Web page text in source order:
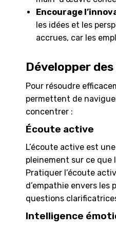
Encourage
les idées et les
accrues, car les
Développer
Pour résoudre
permettent de
concentrer :
Écoute active
L’écoute active est
pleinement sur ce que
Pratiquer l’écoute
d’empathie envers
questions
Intelligence